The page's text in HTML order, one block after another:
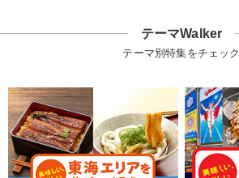
テーマWalker
テーマ別特集をチェック